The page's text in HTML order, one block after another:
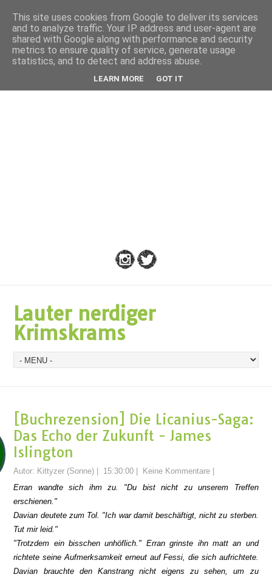
Back
Down
Lauter nerdiger
Krimskrams
[Buchrezension] Die Licanius-Saga:
Das Echo der Zukunft - James
Islington
Autor: Kittyzer (Sonne) 15:30:00 Keine Kommentare
Erran wandte sich ihm zu. "Du bist nicht zu unserem Treffen
erschienen."
Davian deutete zum Tol. "Ich war damit beschäftigt, nicht zu sterben.
Tut mir leid."
"Trotzdem ein bisschen unhöflich." Erran grinste ihn matt an und
richtete seine Aufmerksamkeit erneut auf Fessi, die sich aufrichtete.
Davian brauchte den Kanstrang nicht eigens zu sehen, um zu
This site uses cookies from Google to deliver its services
and to analyze traffic. Your IP address and user-agent are
shared with Google along with performance and security
metrics to ensure quality of service, generate usage
statistics, and to detect and address abuse.
LEARN MORE GOT IT